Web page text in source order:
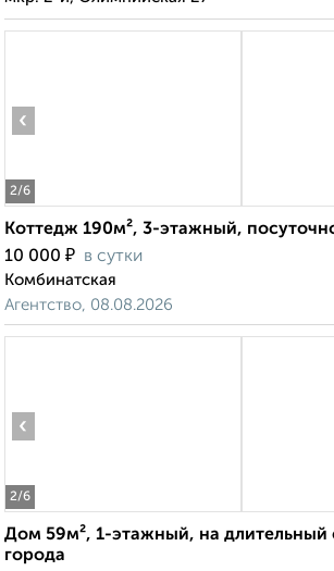
2/6
‹
Коттедж 190м², 3-этажный,
10 000 ₽ в сутки
Комбинатская
Агентство, 08.08.2026
2/6
‹
Дом 59м², 1-этажный, на длительный
города